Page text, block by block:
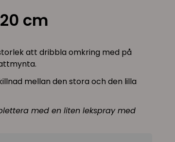
cm
att dribbla omkring med på
mellan den stora och den lilla
med en liten lekspray med